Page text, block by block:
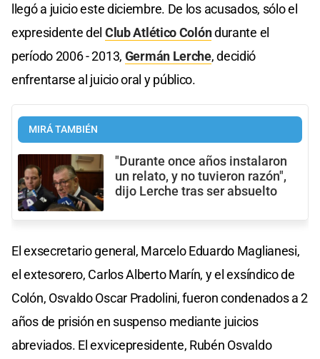
llegó a juicio este diciembre. De los acusados, sólo el
expresidente del Club Atlético Colóndurante el
período 2006 - 2013, Germán Lerche, decidió
enfrentarse al juicio oral y público.
MIRÁ TAMBIÉN
"Durante once años instalaron
un relato, y no tuvieron razón",
dijo Lerche tras ser absuelto
El exsecretario general, Marcelo Eduardo Maglianesi,
el extesorero, Carlos Alberto Marín, y el exsíndico de
Colón, Osvaldo Oscar Pradolini, fueron condenados a 2
años de prisión en suspenso mediante juicios
abreviados. El exvicepresidente, Rubén Osvaldo